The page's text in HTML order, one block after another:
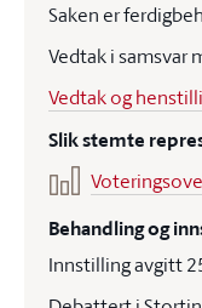
Saken er
Vedtak i samsvar
Vedtak og
Slik stemte
Behandling og
Innstilling avgitt